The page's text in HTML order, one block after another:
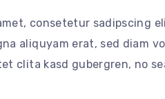
consetetur sadipscing
aliquyam erat, sed diam
clita kasd gubergren, no